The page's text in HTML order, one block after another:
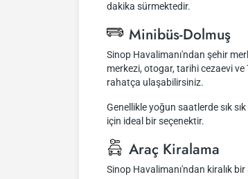
dakika sürmektedir.
Minibüs-Dolmuş
Sinop Havalimanı'ndan şehir
merkezi, otogar, tarihi cezaevi
rahatça ulaşabilirsiniz.
Genellikle yoğun saatlerde sık
için ideal bir seçenektir.
Araç Kiralama
Sinop Havalimanı'ndan kiralık